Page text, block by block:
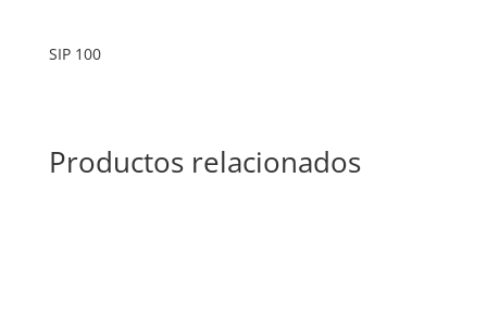
SIP 100
Productos relacionados